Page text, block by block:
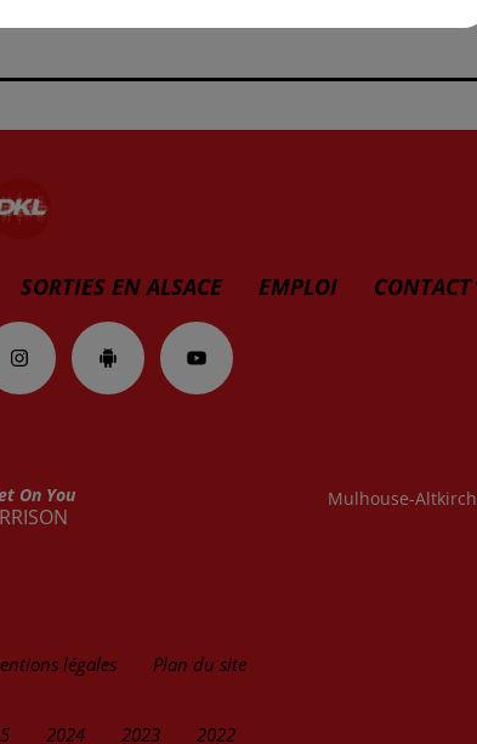
SORTIES EN ALSACE EMPLOI CONTACT
On You Mulhouse-Altkirch
légales Plan du site
2024 2023 2022